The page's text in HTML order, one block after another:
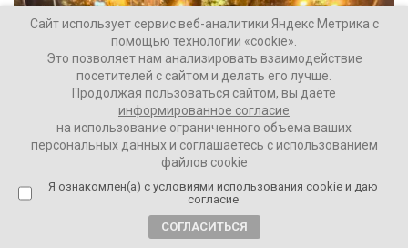
Сайт использует сервис веб-аналитики Яндекс Метрика с
помощью технологии «cookie».
Это позволяет нам анализировать взаимодействие
посетителей с сайтом и делать его лучше.
Продолжая пользоваться сайтом, вы даёте
информированное согласие
на использование ограниченного объема ваших
персональных данных и соглашаетесь с использованием
файлов cookie
Я ознакомлен(а) с условиями использования cookie и даю
согласие
СОГЛАСИТЬСЯ